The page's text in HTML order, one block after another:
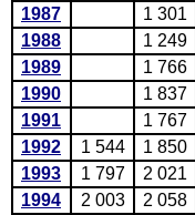
1987
1 301
1988
1 249
1989
1 766
1990
1 837
1991
1 767
1992
1 544 1 850
1993
1 797 2 021
1994
2 003 2 058